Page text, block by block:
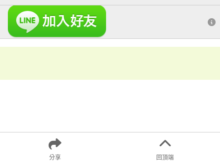
分享 回頂端